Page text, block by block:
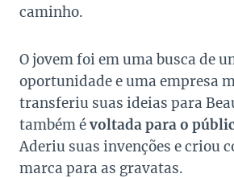
caminho.
O jovem foi em uma busca de
oportunidade e uma empresa
transferiu suas ideias para
também évoltada para o
Aderiu suas invenções e criou
marca para as gravatas.